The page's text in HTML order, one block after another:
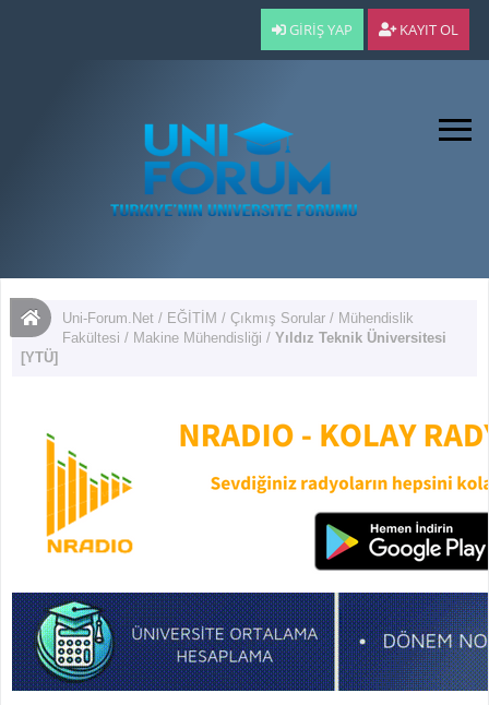
GIRIŞ YAP KAYIT OL
Uni-Forum.Net / EĞİTİM /Çıkmış Sorular / Mühendislik
Fakültesi / Makine Mühendisliği /Yıldız Teknik Üniversitesi
[YTÜ]